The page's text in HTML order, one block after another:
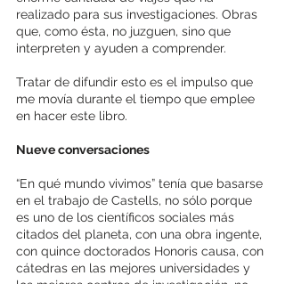
realizado para sus investigaciones. Obras
que, como ésta, no juzguen, sino que
interpreten y ayuden a comprender.
Tratar de difundir esto es el impulso que
me movía durante el tiempo que emplee
en hacer este libro.
Nueve conversaciones
“En qué mundo vivimos” tenía que basarse
en el trabajo de Castells, no sólo porque
es uno de los científicos sociales más
citados del planeta, con una obra ingente,
con quince doctorados Honoris causa, con
cátedras en las mejores universidades y